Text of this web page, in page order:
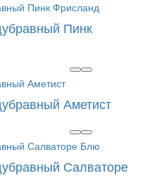
Пинк
Аметист
Салваторе